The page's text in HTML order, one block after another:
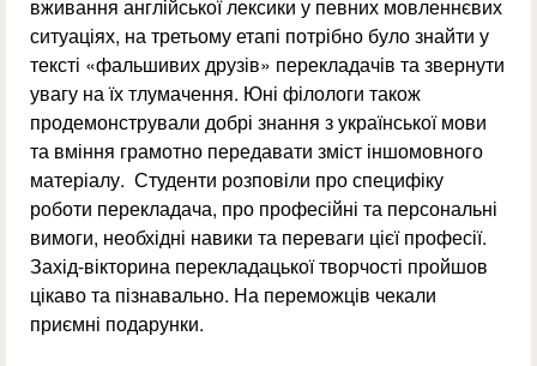
вживання англійської лексики у певних мовленнєвих
ситуаціях, на третьому етапі потрібно було знайти у
тексті «фальшивих друзів» перекладачів та звернути
увагу на їх тлумачення. Юні філологи також
продемонстрували добрі знання з української мови
та вміння грамотно передавати зміст іншомовного
матеріалу. Студенти розповіли про специфіку
роботи перекладача, про професійні та персональні
вимоги, необхідні навики та переваги цієї професії.
Захід-вікторина перекладацької творчості пройшов
цікаво та пізнавально. На переможців чекали
приємні подарунки.